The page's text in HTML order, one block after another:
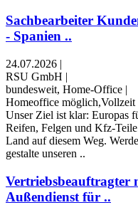
Sachbearbeiter
- Spanien ..
24.07.2026 |
RSU GmbH |
bundesweit, Home-Office |
Homeoffice möglich,Vollzeit
Unser Ziel ist klar: Europas
Reifen, Felgen und Kfz-
Land auf diesem Weg.
gestalte unseren ..
Vertriebsbeauftragter
Außendienst für ..